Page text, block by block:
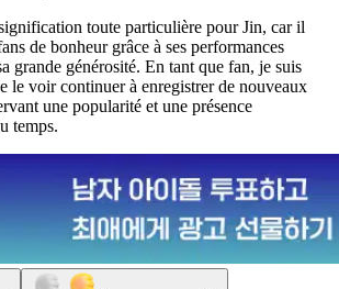
toute particulière pour Jin, car il
de bonheur grâce à ses performances
grande générosité. En tant que fan, je suis
le voir continuer à enregistrer de nouveaux
une popularité et une présence
temps.